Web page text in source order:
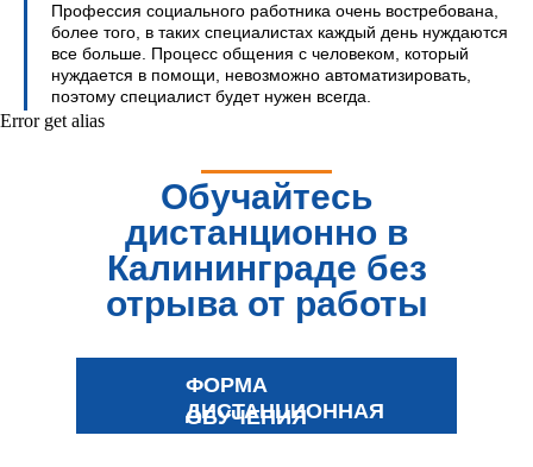
Профессия социального работника очень востребована,
более того, в таких специалистах каждый день нуждаются
все больше. Процесс общения с человеком, который
нуждается в помощи, невозможно автоматизировать,
поэтому специалист будет нужен всегда.
Error get alias
Обучайтесь
дистанционно в
Калининграде без
отрыва от работы
ФОРМА
ОБУЧЕНИЯ
ДИСТАНЦИОННАЯ